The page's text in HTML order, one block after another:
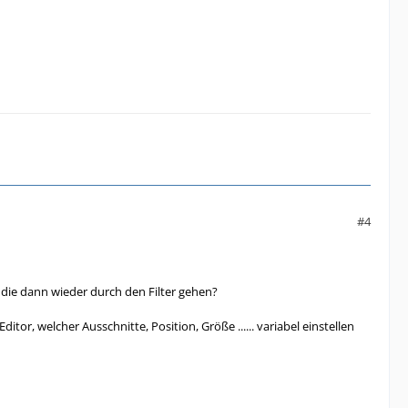
#4
dann wieder durch den Filter gehen?
welcher Ausschnitte, Position, Größe ...... variabel einstellen